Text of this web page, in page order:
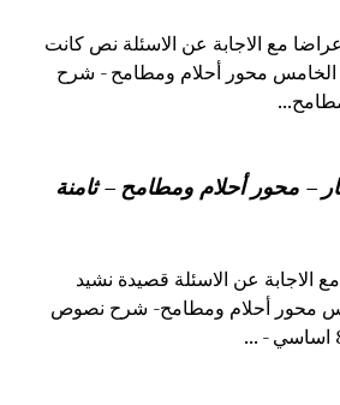
مع الاجابة عن الاسئلة نص كانت
أماله عراضا المحور 5 الخامس محور أحلام ومطامح - شرح
– محور أحلام ومطامح – ثامنة
الاجابة عن الاسئلة قصيدة نشيد
5 الخامس محور أحلام ومطامح- شرح نصوص